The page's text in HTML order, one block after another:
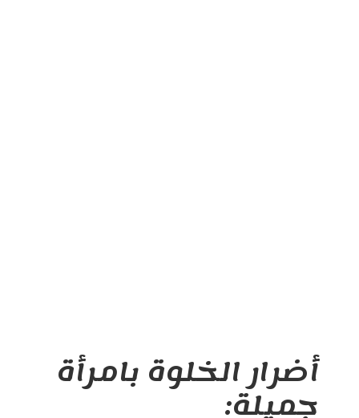
أضرار الخلوة بامرأة
جميلة: